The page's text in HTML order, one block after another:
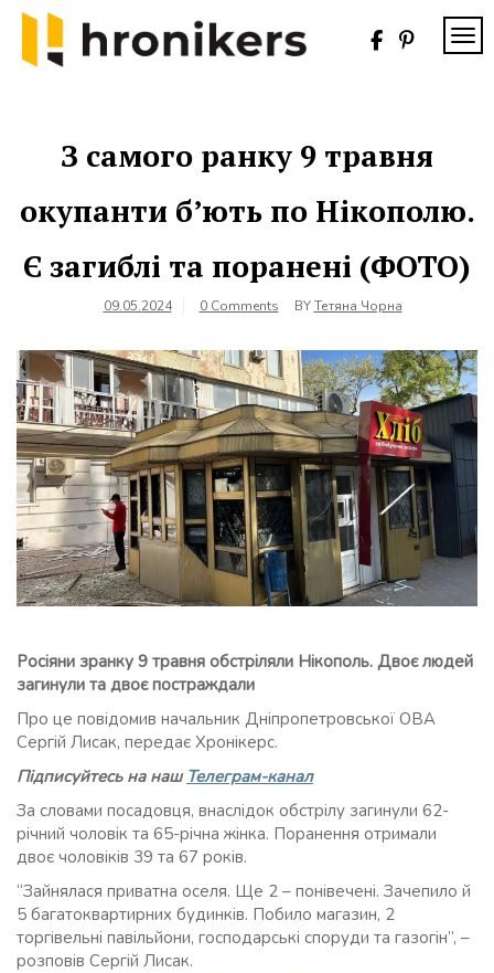
Skip
content
З самого ранку 9 травня
окупанти б’ють по Нікополю.
Є загиблі та поранені (ФОТО)
09.05.2024 0 Comments BYТетяна Чорна
Росіяни зранку 9 травня обстріляли Нікополь. Двоє людей
загинули та двоє постраждали
Про це повідомив начальник Дніпропетровської ОВА
Сергій Лисак, передає Хронікерс.
Підписуйтесь на наш Телеграм-канал
За словами посадовця, внаслідок обстрілу загинули 62-
річний чоловік та 65-річна жінка. Поранення отримали
двоє чоловіків 39 та 67 років.
“Зайнялася приватна оселя. Ще 2 – понівечені. Зачепило й
5 багатоквартирних будинків. Побило магазин, 2
торгівельні павільйони, господарські споруди та газогін”, –
розповів Сергій Лисак.